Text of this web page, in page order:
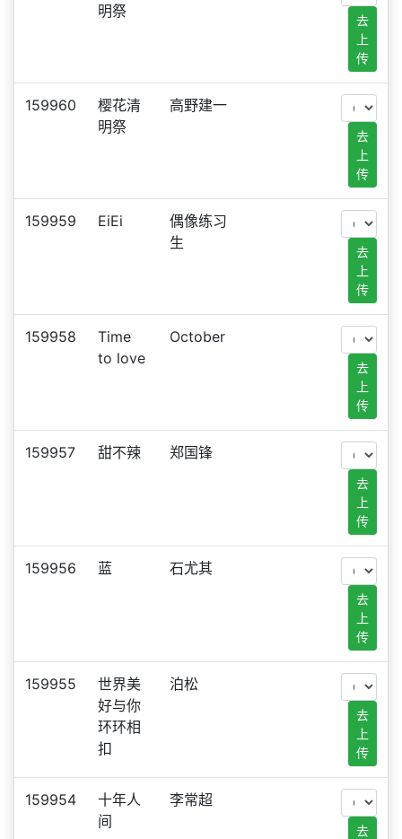
明祭
去
上
传
159960
樱花清
明祭
高野建一
去
上
传
159959 EiEi
偶像练习
生
去
上
传
159958
Time
to love
October
去
上
传
159957 甜不辣 郑国锋
去
上
传
159956 蓝 石尤其
去
上
传
159955
世界美
好与你
环环相
扣
泊松
去
上
传
159954
十年人
间
李常超
去